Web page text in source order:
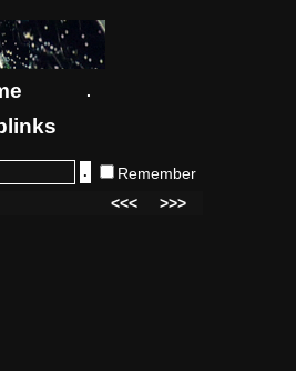
.
Remember
<<< >>>